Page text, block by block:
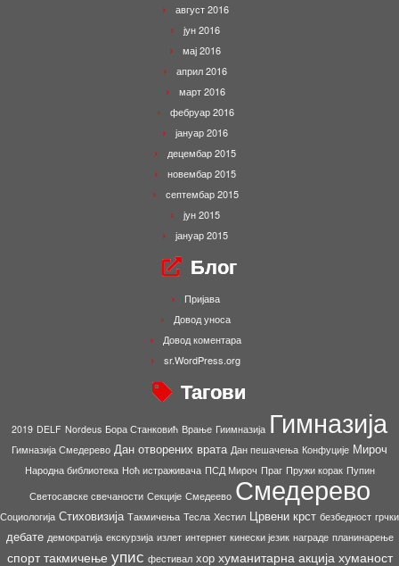
август 2016
јун 2016
мај 2016
април 2016
март 2016
фебруар 2016
јануар 2016
децембар 2015
новембар 2015
септембар 2015
јун 2015
јануар 2015
Блог
Пријава
Довод уноса
Довод коментара
sr.WordPress.org
Тагови
2019 DELF Nordeus Бора Станковић Врање Гиимназија Гимназија
Гимназија Смедерево Дан отворених врата Дан пешачења Конфуције Мироч
Народна библиотека Ноћ истраживача ПСД Мироч Праг Пружи корак Пупин
Светосавске свечаности Секције Смедеево Смедерево
Социологија Стиховизија Такмичења Тесла Хестил Црвени крст безбедност грчки
дебате демократија екскурзија излет интернет кинески језик награде планинарење
спорт такмичење упис фестивал хор хуманитарна акција хуманост